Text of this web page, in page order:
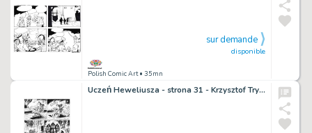
Polish Comic Art• 35mn
disponible
sur demande
Uczeń Heweliusza - strona 31 - Krzysztof Trystuła